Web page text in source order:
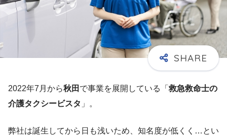
2022年7月から秋田 で事業を展開している「救急救命士の
介護タクシービスタ 」。
弊社は誕生してから日も浅いため、知名度が低くく…とい